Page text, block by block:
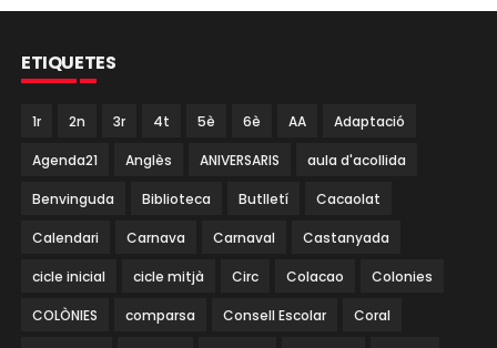
ETIQUETES
1r 2n 3r 4t 5è 6è AA Adaptació
Agenda21 Anglès ANIVERSARIS aula d'acollida
Benvinguda Biblioteca Butlletí Cacaolat
Calendari Carnava Carnaval Castanyada
cicle inicial cicle mitjà Circ Colacao Colonies
COLÒNIES comparsa Consell Escolar Coral